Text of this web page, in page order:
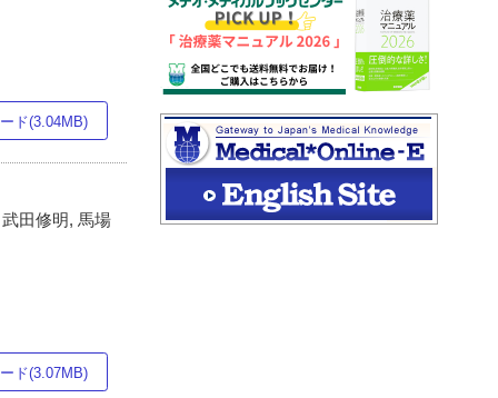
ド(3.04MB)
田修明, 馬場
ド(3.07MB)